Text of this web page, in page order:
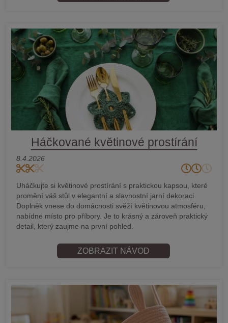
Háčkované květinové prostírání
8.4.2026
Uháčkujte si květinové prostírání s praktickou kapsou, které
promění váš stůl v elegantní a slavnostní jarní dekoraci.
Doplněk vnese do domácnosti svěží květinovou atmosféru,
nabídne místo pro příbory. Je to krásný a zároveň praktický
detail, který zaujme na první pohled.
ZOBRAZIT NÁVOD